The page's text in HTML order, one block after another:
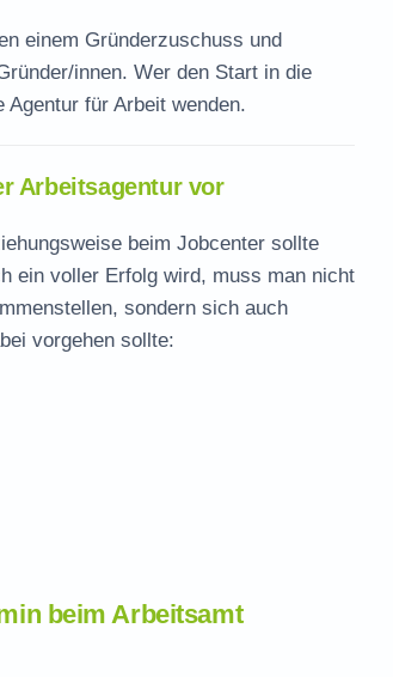
einem Gründerzuschuss und
innen. Wer den Start in die
für Arbeit wenden.
Arbeitsagentur vor
beim Jobcenter sollte
ein voller Erfolg wird, muss man nicht
sondern sich auch
vorgehen sollte:
beim Arbeitsamt